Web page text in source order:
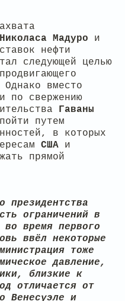
Николаса Мадуро и
нефти
следующей целью
вместо
по свержению
Гаваны
путем
в которых
США и
прямой
президентства
ограничений в
время первого
ввёл некоторые
тоже
давление,
близкие к
отличается от
Венесуэле и